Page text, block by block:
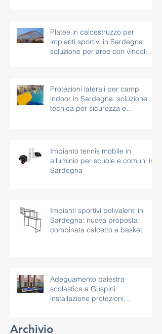
Platee in calcestruzzo per
impianti sportivi in Sardegna:
soluzione per aree con vincoli
Protezioni laterali per campi
indoor in Sardegna: soluzione
tecnica per sicurezza e
Impianto tennis mobile in
alluminio per scuole e comuni in
Sardegna
Impianti sportivi polivalenti in
Sardegna: nuova proposta
combinata calcetto e basket
Adeguamento palestra
scolastica a Guspini:
installazione protezioni
Archivio